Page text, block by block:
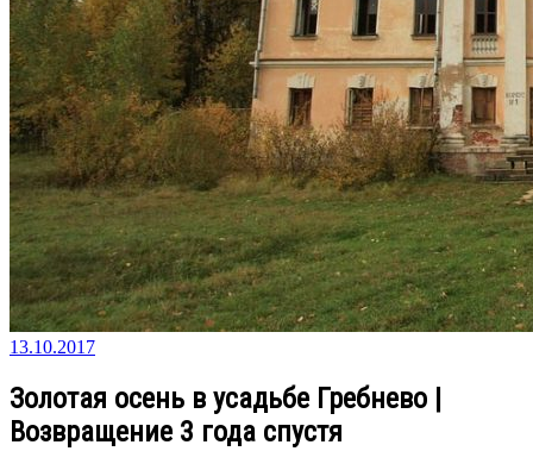
13.10.2017
Золотая осень в усадьбе Гребнево |
Возвращение 3 года спустя